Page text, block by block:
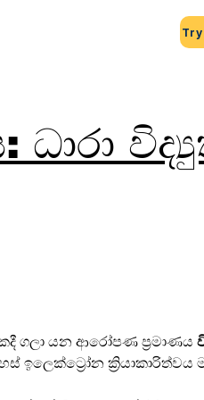
ගලා යන ආරෝපණ ප්‍රමාණය
ඉලෙක්ට්‍රෝන ක්‍රියාකාරිත්වය